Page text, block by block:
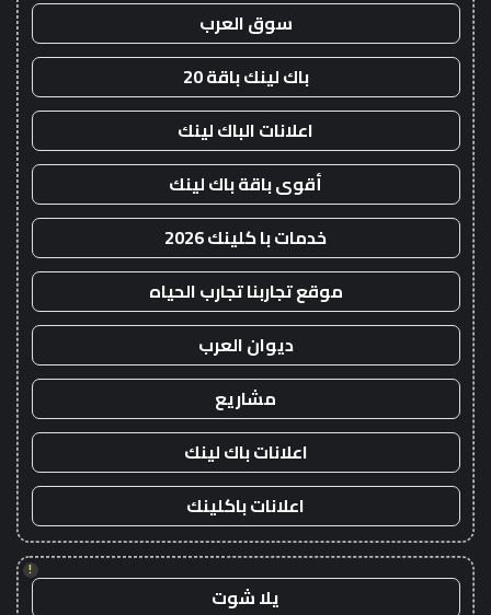
سوق العرب
باك لينك باقة 20
اعلانات الباك لينك
أقوى باقة باك لينك
خدمات با كلينك 2026
موقع تجاربنا تجارب الحياه
ديوان العرب
مشاريع
اعلانات باك لينك
اعلانات باكلينك
!
يلا شوت